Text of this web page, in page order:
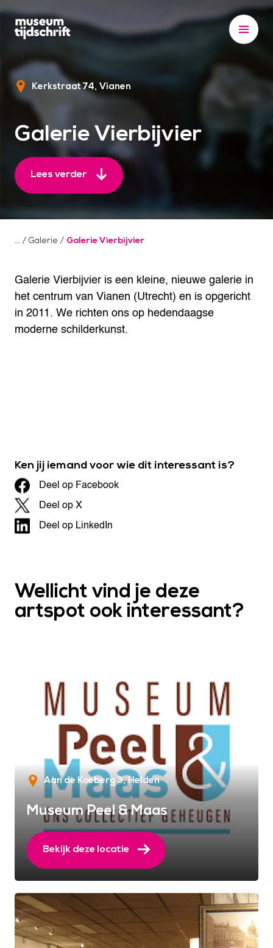
S
t
Kerkstraat 74 Vianen
Galerie Vierbijvier
Lees verder
/ Galerie / Galerie Vierbijvier
Galerie Vierbijvier is een kleine, nieuwe galerie in
het centrum van Vianen (Utrecht) en is opgericht
in 2011. We richten ons op hedendaagse
moderne schilderkunst.
Ken jij iemand voor wie dit interessant is?
Deel op Facebook
Deel op X
Deel op LinkedIn
Wellicht vind je deze
artspot ook interessant?
Aan de Koeberg 3 Helden
Museum Peel & Maas
Bekijk deze locatie